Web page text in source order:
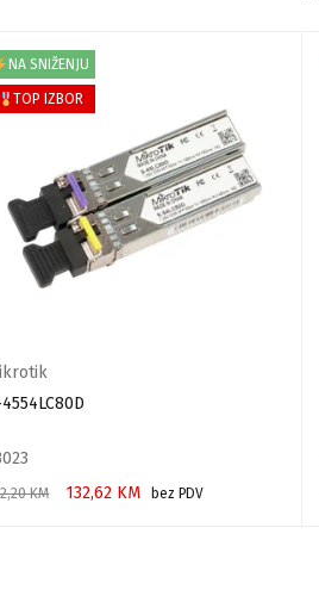
NA SNIŽENJU
TOP IZBOR
KM 132,62 KM
bez PDV